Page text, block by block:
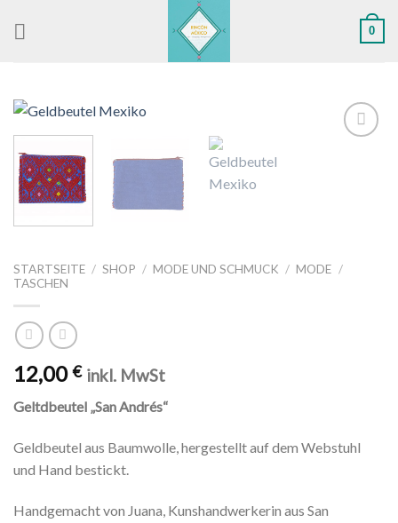
0
STARTSEITE / SHOP / MODE UND SCHMUCK / MODE /
TASCHEN
12,00€ inkl. MwSt
Geltdbeutel „San Andrés“
Geldbeutel aus Baumwolle, hergestellt auf dem Webstuhl
und Hand bestickt.
Handgemacht von Juana, Kunshandwerkerin aus San